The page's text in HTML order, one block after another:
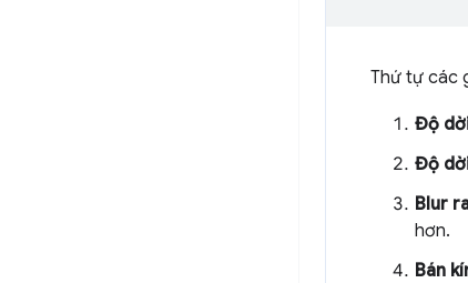
Thứ tự các
Độ
Độ
Blur
hơn.
Bán